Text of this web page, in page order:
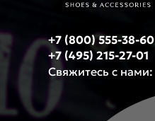
+7 (800) 555-38-60
+7 (495) 215-27-01
Свяжитесь с нами: